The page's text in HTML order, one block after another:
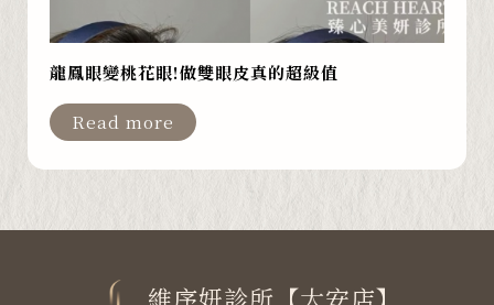
龍鳳眼變桃花眼!做雙眼皮真的超級值
Read more
維序妍診所【大安店】